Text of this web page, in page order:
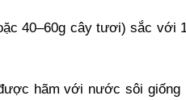
40–60g cây tươi) sắc với
hãm với nước sôi